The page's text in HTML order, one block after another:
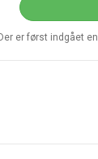
er først indgået